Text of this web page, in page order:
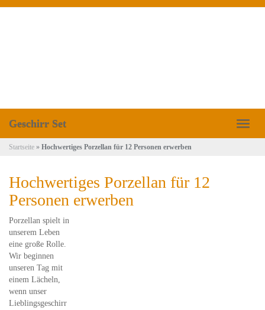
Skip
Toggle
Geschirr Set
Startseite » Hochwertiges Porzellan für 12 Personen erwerben
Hochwertiges Porzellan für 12
Personen erwerben
Porzellan spielt in
unserem Leben
eine große Rolle.
Wir beginnen
unseren Tag mit
einem Lächeln,
wenn unser
Lieblingsgeschirr